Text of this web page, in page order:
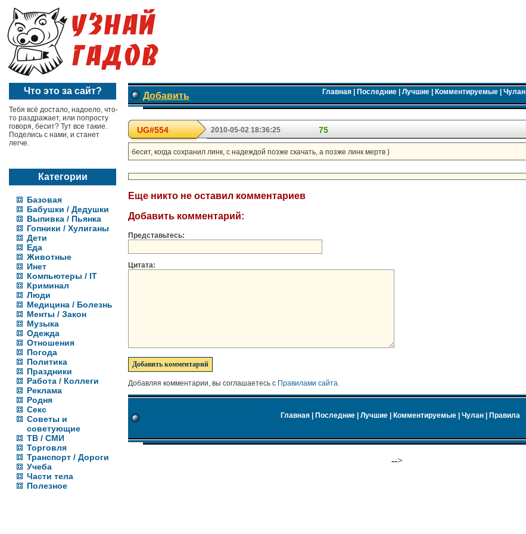
Что это за сайт?
Тебя всё достало, надоело, что-
то раздражает, или попросту
говоря, бесит? Тут все такие.
Поделись с нами, и станет
легче.
Категории
Базовая
Бабушки / Дедушки
Выпивка / Пьянка
Гопники / Хулиганы
Дети
Еда
Животные
Инет
Компьютеры / IT
Криминал
Люди
Медицина / Болезнь
Менты / Закон
Музыка
Одежда
Отношения
Погода
Политика
Праздники
Работа / Коллеги
Реклама
Родня
Секс
Советы и
советующие
ТВ / СМИ
Торговля
Транспорт / Дороги
Учеба
Части тела
Полезное
Добавить Главная| Последние| Лучшие| Комментируемые| Чулан
UG#554 2010-05-02 18:36:25 75
бесит, когда сохранил линк, с надеждой позже скачать, а позже линк мертв )
Еще никто не оставил комментариев
Добавить комментарий:
Представьтесь:
Цитата:
Добавляя комментарии, вы соглашаетесь с Правилами сайта.
Главная Последние Лучшие Комментируемые Чулан Правила
-->